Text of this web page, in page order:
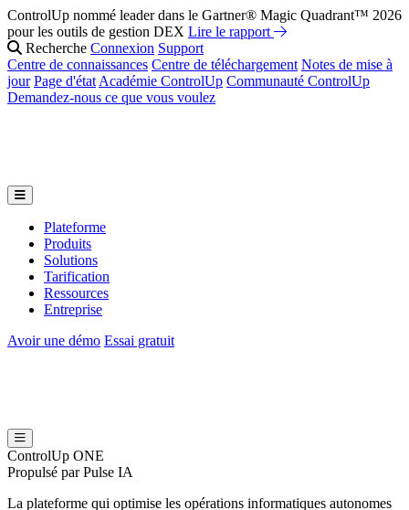
ControlUp nommé leader dans le Gartner® Magic Quadrant™ 2026
pour les outils de gestion DEX Lire le rapport
Recherche Connexion Support
Centre de connaissances Centre de téléchargement Notes de mise à
jour Page d'état Académie ControlUp Communauté ControlUp
Demandez-nous ce que vous voulez
Plateforme
Produits
Solutions
Tarification
Ressources
Entreprise
Avoir une démo Essai gratuit
ControlUp ONE
Propulsé par Pulse IA
La plateforme qui optimise les opérations informatiques autonomes